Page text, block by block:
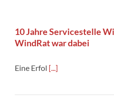
10 Jahre Servicestelle
WindRat war dabei
Eine Erfol [...]